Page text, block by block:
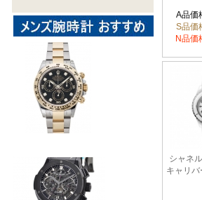
A品価
S品価
N品価
シャネ
キャリ